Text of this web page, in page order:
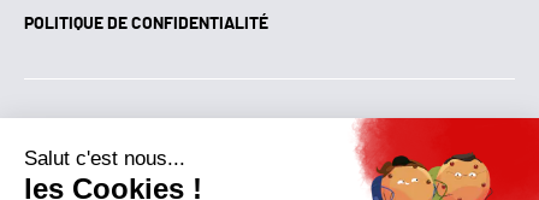
POLITIQUE DE CONFIDENTIALITÉ